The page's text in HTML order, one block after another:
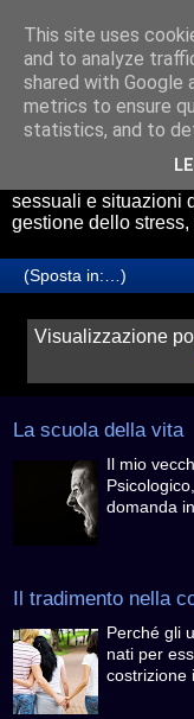
Il Dott. Riccardo
psicologia a Roma e
consulenza
sessuali e situazioni
gestione dello
Visualizzazione
La scuola della vita
Il mio
domanda
Il tradimento nella
Perché gli
nati per
costrizione
This site uses
and to analyze
shared with Google
metrics to ensure
statistics, and to